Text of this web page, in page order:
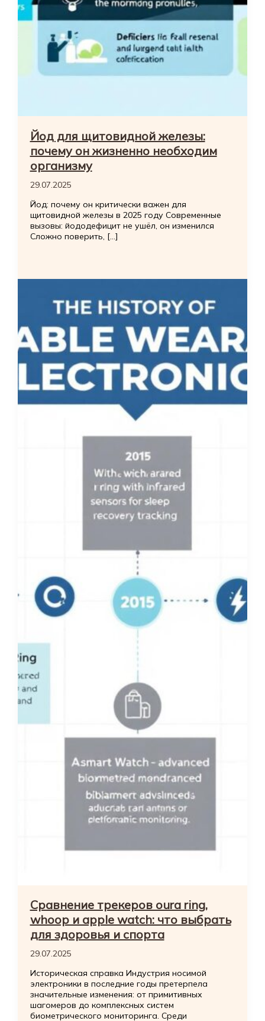
Йод для щитовидной железы:
почему он жизненно необходим
организму
29.07.2025
Йод: почему он критически важен для
щитовидной железы в 2025 году Современные
вызовы: йододефицит не ушёл, он изменился
Сложно поверить, […]
Сравнение трекеров oura ring,
whoop и apple watch: что выбрать
для здоровья и спорта
29.07.2025
Историческая справка Индустрия носимой
электроники в последние годы претерпела
значительные изменения: от примитивных
шагомеров до комплексных систем
биометрического мониторинга. Среди